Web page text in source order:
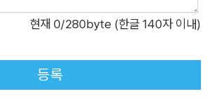
성을 모티브로 설계된 이 건물은, 건축가
실로 구현된 사례로 평가받는다. 방철린 건
스는 길게 뻗은 형태의 건물 구조로, 공간
게 만든 것이 특징이다. 이는 급격한 디지
년대 초, 건축에 아날로그적 요소를 강
현재 0/280byte (한글 140자 이내)
등록